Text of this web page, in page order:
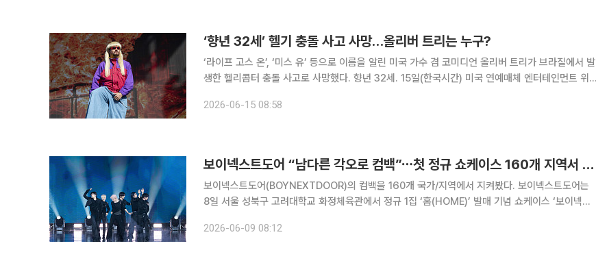
‘향년 32세’ 헬기 충돌 사고 사망…올리버 트리는 누구?
‘라이프 고스 온’, ‘미스 유’ 등으로 이름을 알린 미국 가수 겸 코미디언 올리버 트리가 브라질에서 발
생한 헬리콥터 충돌 사고로 사망했다. 향년 32세. 15일(한국시간) 미국 연예매체 엔터테인먼트 위
2026-06-15 08:58
보이넥스트도어 “남다른 각오로 컴백”⋯첫 정규 쇼케이스 160개 지역서 봤다
보이넥스트도어(BOYNEXTDOOR)의 컴백을 160개 국가/지역에서 지켜봤다. 보이넥스트도어는
8일 서울 성북구 고려대학교 화정체육관에서 정규 1집 ‘홈(HOME)’ 발매 기념 쇼케이스 ‘보이넥스
COMEBACK SHOWCASE)’를 개최
2026-06-09 08:12